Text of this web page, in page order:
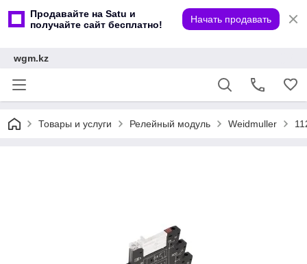
Продавайте на Satu и
получайте сайт бесплатно!
Начать продавать
wgm.kz
Товары и услуги Релейный модуль Weidmuller